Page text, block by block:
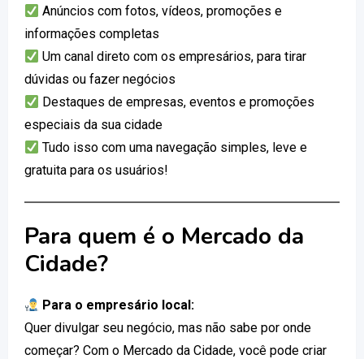
Anúncios com fotos, vídeos, promoções e
informações completas
Um canal direto com os empresários, para tirar
dúvidas ou fazer negócios
Destaques de empresas, eventos e promoções
especiais da sua cidade
Tudo isso com uma navegação simples, leve e
gratuita para os usuários!
Para quem é o Mercado da
Cidade?
Para o empresário local:
Quer divulgar seu negócio, mas não sabe por onde
começar? Com o Mercado da Cidade, você pode criar